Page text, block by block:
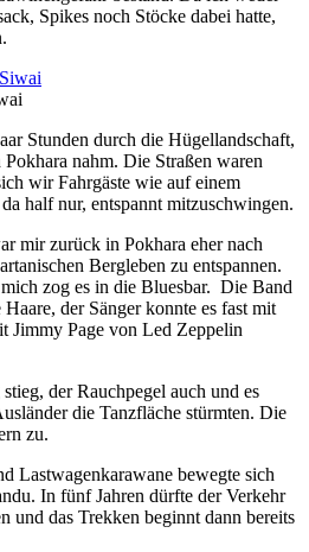
Spikes noch Stöcke dabei hatte,
Stunden durch die Hügellandschaft,
nahm. Die Straßen waren
wir Fahrgäste wie auf einem
half nur, entspannt mitzuschwingen.
mir zurück in Pokhara eher nach
Bergleben zu entspannen.
zog es in die Bluesbar. Die Band
der Sänger konnte es fast mit
Jimmy Page von Led Zeppelin
der Rauchpegel auch und es
die Tanzfläche stürmten. Die
zu.
Lastwagenkarawane bewegte sich
In fünf Jahren dürfte der Verkehr
und das Trekken beginnt dann bereits